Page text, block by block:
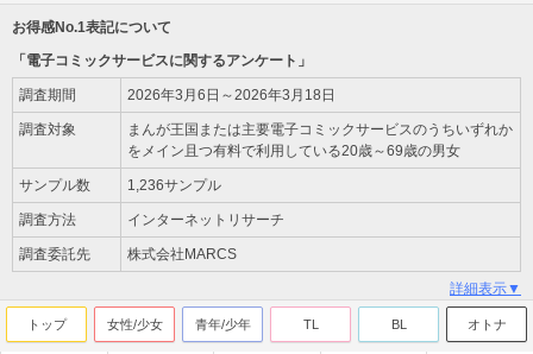
お得感No.1表記について
「電子コミックサービスに関するアンケート」
調査期間 2026年3月6日～2026年3月18日
調査対象
まんが王国または主要電子コミックサービスのうちいずれか
をメイン且つ有料で利用している20歳～69歳の男女
サンプル数 1,236サンプル
調査方法 インターネットリサーチ
調査委託先 株式会社MARCS
詳細表示▼
トップ 女性/少女 青年/少年 TL BL オトナ